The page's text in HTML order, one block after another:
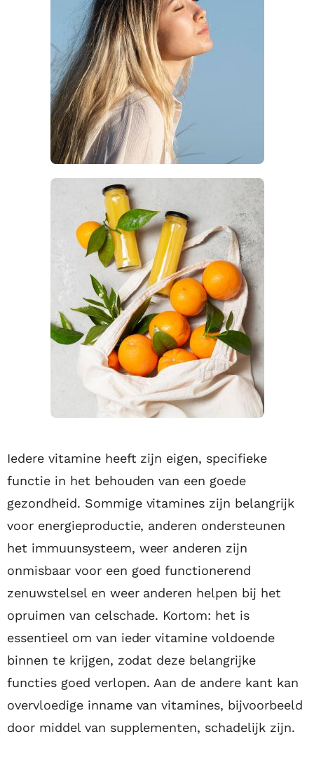
Iedere vitamine heeft zijn eigen, specifieke
functie in het behouden van een goede
gezondheid. Sommige vitamines zijn belangrijk
voor energieproductie, anderen ondersteunen
het immuunsysteem, weer anderen zijn
onmisbaar voor een goed functionerend
zenuwstelsel en weer anderen helpen bij het
opruimen van celschade. Kortom: het is
essentieel om van ieder vitamine voldoende
binnen te krijgen, zodat deze belangrijke
functies goed verlopen. Aan de andere kant kan
overvloedige inname van vitamines, bijvoorbeeld
door middel van supplementen, schadelijk zijn.